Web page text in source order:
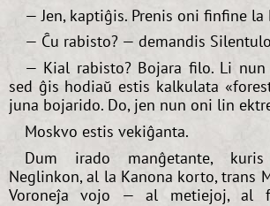
— Jen, kaptiĝis. Prenis oni finfine la
— Ĉu rabisto? — demandis
— Kial rabisto? Bojara filo. Li
sed ĝis hodiaŭ estis kalkulata
juna bojarido. Do, jen nun oni lin
Moskvo estis vekiĝanta.
Dum irado manĝetante,
Neglinkon, al la Kanona korto, trans
Voroneĵa vojo — al metiejoj, al